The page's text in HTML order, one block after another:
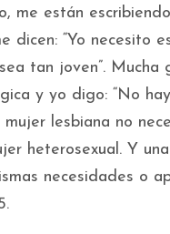
me están
dicen: “Yo necesito
tan joven”. Mucha
y yo digo: “No
mujer lesbiana no
heterosexual. Y
necesidades o